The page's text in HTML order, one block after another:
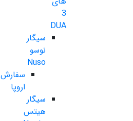
3
DUA
سیگار
نوسو
Nuso
سفارش
اروپا
سیگار
هیتس